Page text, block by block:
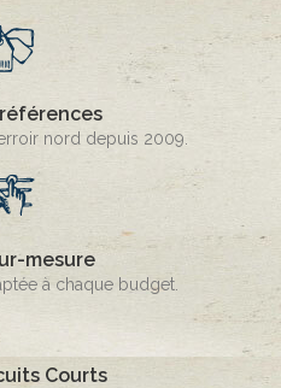
nord depuis 2009.
mesure
à chaque budget.
Courts